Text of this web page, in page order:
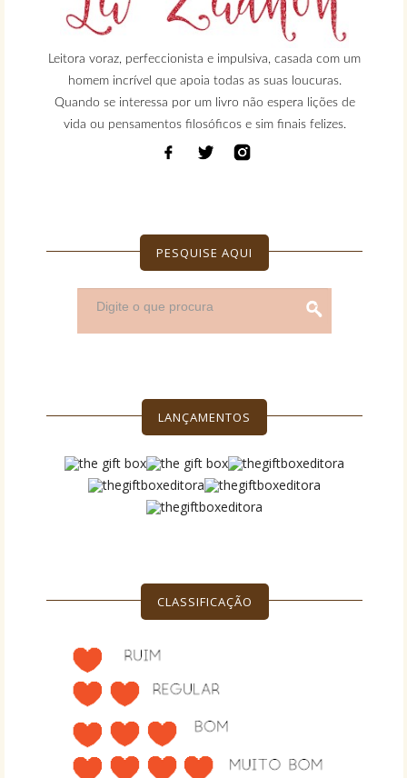
Leitora voraz, perfeccionista e impulsiva, casada com um
homem incrível que apoia todas as suas loucuras.
Quando se interessa por um livro não espera lições de
vida ou pensamentos filosóficos e sim finais felizes.
PESQUISE AQUI
LANÇAMENTOS
CLASSIFICAÇÃO